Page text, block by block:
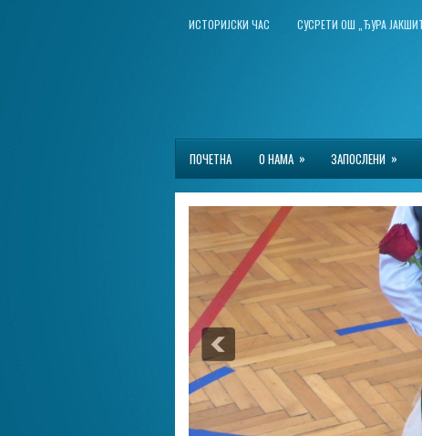
ИСТОРИЈСКИ ЧАС СУСРЕТИ ОШ „ЂУРА
ПОЧЕТНА О НАМА » ЗАПОСЛЕНИ »